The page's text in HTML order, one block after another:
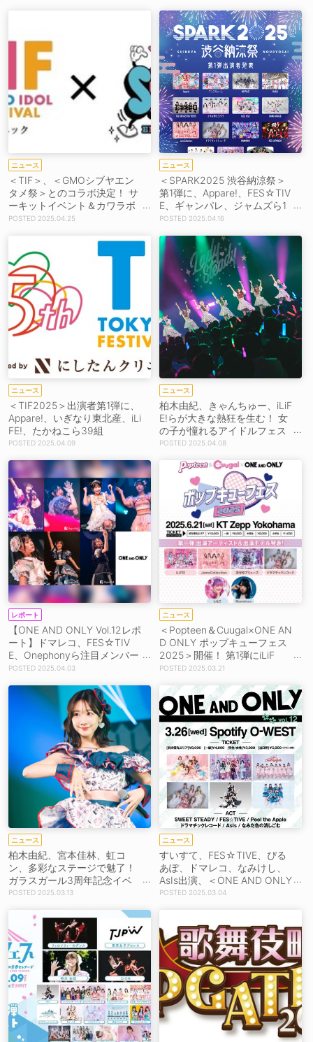
ニュース
＜TIF＞、＜GMOシブヤエン
タメ祭＞とのコラボ決定！ サ
ーキットイベント＆カワラボ
3組出演イベント開催
2025.04.25
ニュース
＜SPARK2025 渋谷納涼祭＞
第1弾に、Appare!、FES☆TIV
E、ギャンパレ、ジャムズら1
8組
2025.04.16
ニュース
＜TIF2025＞出演者第1弾に、
Appare!、いぎなり東北産、iLi
FE!、たかねこら39組
2025.04.09
ニュース
柏木由紀、きゃんちゅー、iLiF
E!らが大きな熱狂を生む！ 女
の子が憧れるアイドルフェス
＜LadySteady＞開催
2025.04.08
レポート
【ONE AND ONLY Vol.12レポ
ート】ドマレコ、FES☆TIV
E、Onephonyら注目メンバー
の表現力豊かなパフォーマン
2025.04.03
ニュース
＜Popteen＆Cuugal×ONE AN
D ONLY ポップキューフェス
2025＞開催！ 第1弾にiLiF
E!、ジャムズ、しなこ、Mum
2025.03.21
ニュース
柏木由紀、宮本佳林、虹コ
ン、多彩なステージで魅了！
ガラスガール3周年記念イベ
ント開催2025.03.13
ニュース
すいすて、FES☆TIVE、ぴる
あぽ、ドマレコ、なみけし、
AsIs出演、＜ONE AND ONLY
Vol.12＞開催！
2025.03.04